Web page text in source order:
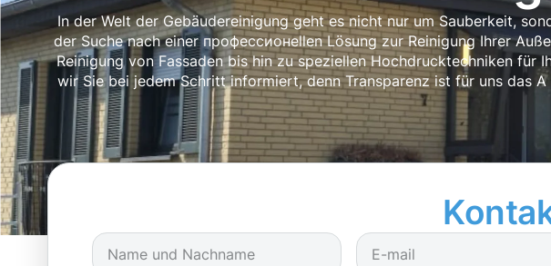
In der Welt der Gebäudereinigung geht es nicht nur um Sauberkeit,
der Suche nach einer профессионellen Lösung zur Reinigung Ihrer
Reinigung von Fassaden bis hin zu speziellen Hochdrucktechniken für
wir Sie bei jedem Schritt informiert, denn Transparenz ist für uns das